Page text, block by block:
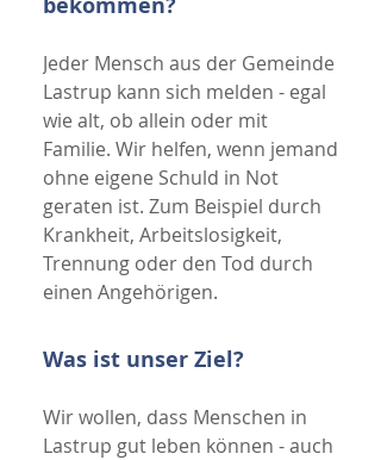
Jeder Mensch aus der Gemeinde
Lastrup kann sich melden - egal
wie alt, ob allein oder mit
Familie. Wir helfen, wenn jemand
ohne eigene Schuld in Not
geraten ist. Zum Beispiel durch
Krankheit, Arbeitslosigkeit,
Trennung oder den Tod durch
einen Angehörigen.
Was ist unser Ziel?
Wir wollen, dass Menschen in
Lastrup gut leben können - auch